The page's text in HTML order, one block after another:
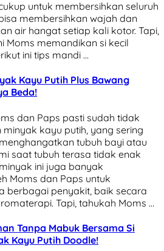
untuk membersihkan seluruh
membersihkan wajah dan
air hangat setiap kali kotor. Tapi,
Moms memandikan si kecil
ini tips mandi …
Kayu Putih Plus Bawang
Beda!
dan Paps pasti sudah tidak
kayu putih, yang sering
tubuh bayi atau
saat tubuh terasa tidak enak
ini juga banyak
Moms dan Paps untuk
berbagai penyakit, baik secara
Tapi, tahukah Moms …
Tanpa Mabuk Bersama Si
Kayu Putih Doodle!